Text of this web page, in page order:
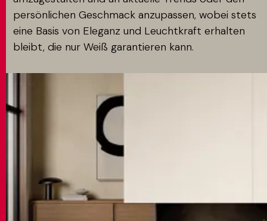
persönlichen Geschmack anzupassen, wobei stets
eine Basis von Eleganz und Leuchtkraft erhalten
bleibt, die nur Weiß garantieren kann.